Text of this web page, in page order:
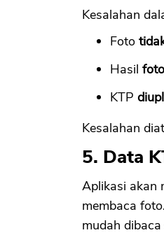
Kesalahan
Foto
Hasil
KTP
Kesalahan
5. Data
Aplikasi akan
membaca
mudah